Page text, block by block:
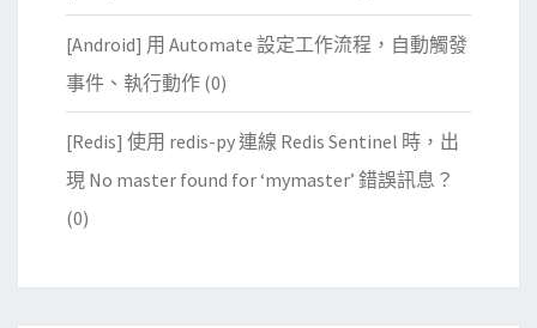
[Android] 用 Automate 設定工作流程，自動觸發
事件、執行動作 (0)
[Redis] 使用 redis-py 連線 Redis Sentinel 時，出
現 No master found for ‘mymaster’ 錯誤訊息？
(0)